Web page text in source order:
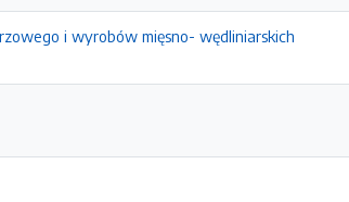
i wyrobów mięsno- wędliniarskich